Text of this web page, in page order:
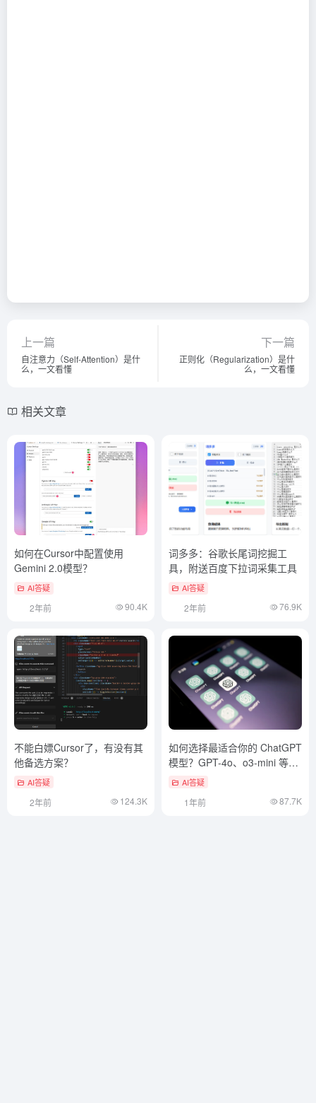
上一篇
自注意力（Self-Attention）是什
么，一文看懂
下一篇
正则化（Regularization）是什
么，一文看懂
相关文章
如何在Cursor中配置使用
Gemini 2.0模型？
AI答疑
2年前 90.4K
词多多：谷歌长尾词挖掘工
具，附送百度下拉词采集工具
AI答疑
2年前 76.9K
不能白嫖Cursor了，有没有其
他备选方案？
AI答疑
2年前 124.3K
如何选择最适合你的 ChatGPT
模型？GPT-4o、o3-mini 等模
型详解与应用策略
AI答疑
1年前 87.7K